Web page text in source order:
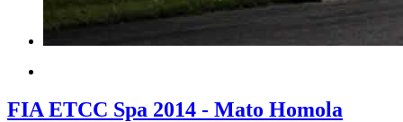
FIA ETCC Spa 2014 - Mato Homola